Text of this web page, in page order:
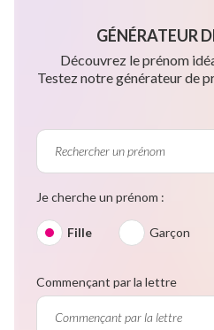
GÉNÉRATEUR
Découvrez le prénom
Testez notre générateur de
Je cherche un prénom :
Fille Garçon
Commençant par la lettre